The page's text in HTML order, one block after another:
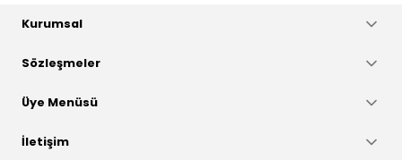
Kurumsal
Sözleşmeler
Üye Menüsü
İletişim